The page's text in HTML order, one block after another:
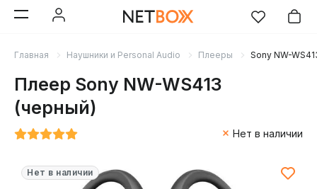
Главная Наушники и Personal Audio Плееры Sony NW-
Плеер Sony NW-WS413
(черный)
Нет в наличии
Нет в наличии